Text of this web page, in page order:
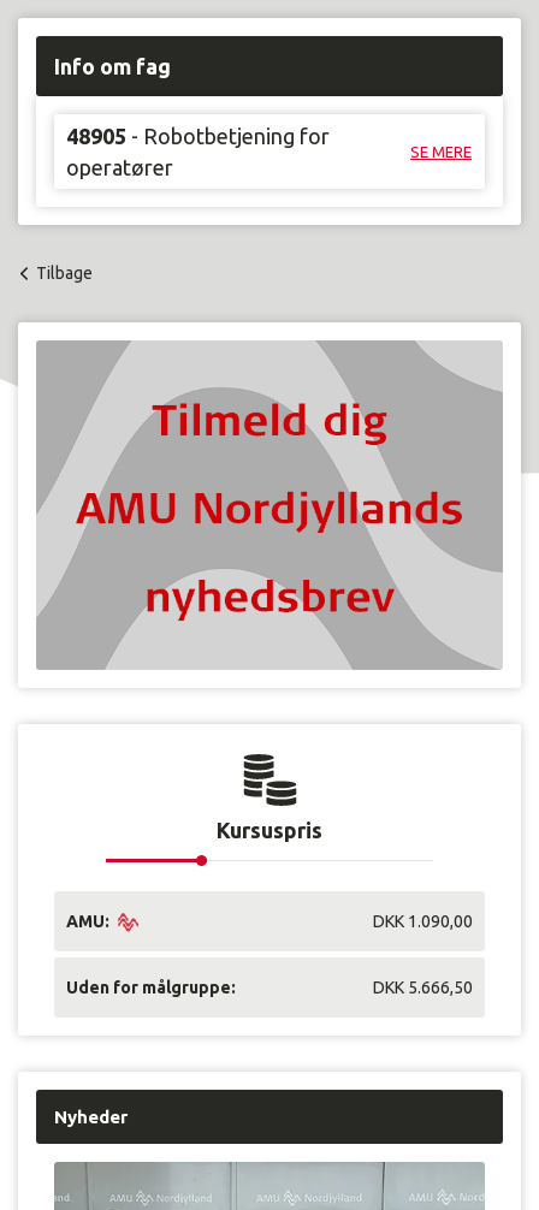
Info om fag
48905 - Robotbetjening for
operatører
SE MERE
Tilbage
Kursuspris
AMU: DKK 1.090,00
Uden for målgruppe: DKK 5.666,50
Nyheder